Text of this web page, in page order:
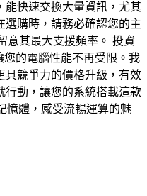
能快速交換大量資訊，尤其
選購時，請務必確認您的主
意其最大支援頻率。 投資
的電腦性能不再受限。我
具競爭力的價格升級，有效
行動，讓您的系統搭載這款
憶體，感受流暢運算的魅